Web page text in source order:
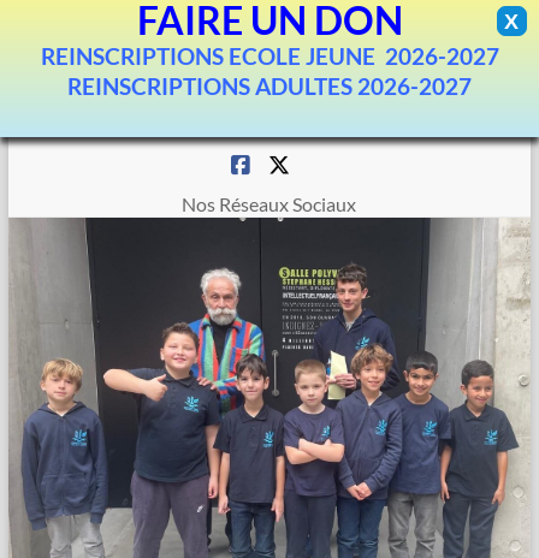
X
FAIRE UN DON
REINSCRIPTIONS ECOLE JEUNE 2026-2027
REINSCRIPTIONS ADULTES 2026-2027
Aller
Nos Réseaux Sociaux